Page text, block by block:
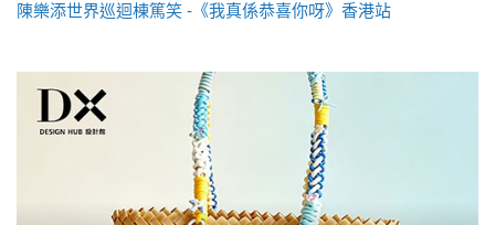
陳樂添世界巡迴棟篤笑 -《我真係恭喜你呀》香港站